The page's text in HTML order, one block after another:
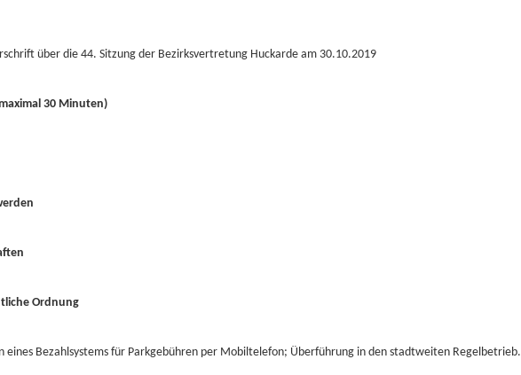
über die 44. Sitzung der Bezirksvertretung Huckarde am 30.10.2019
30 Minuten)
Ordnung
eines Bezahlsystems für Parkgebühren per Mobiltelefon; Überführung in den stadtweiten Regelbetrieb.